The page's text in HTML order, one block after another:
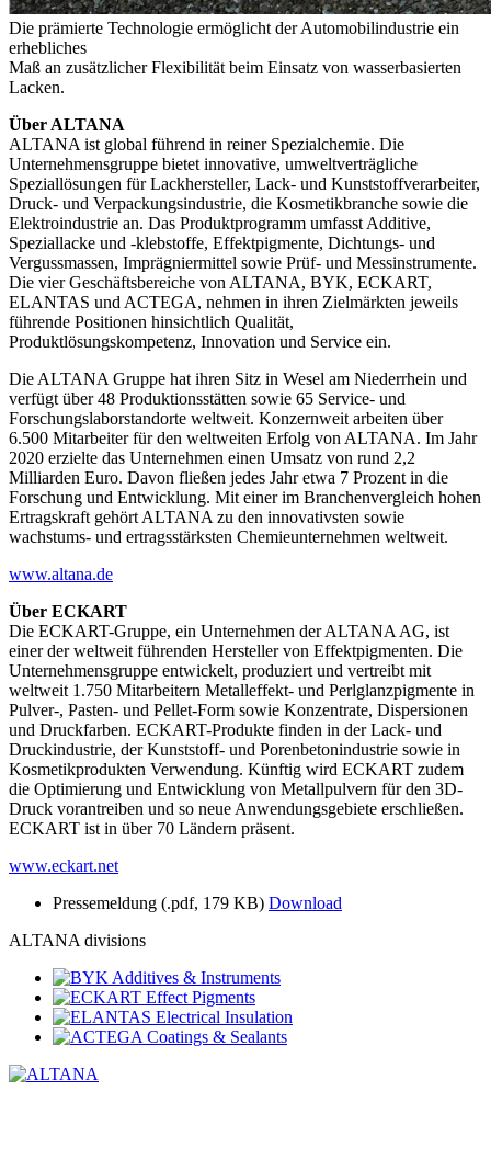
Die prämierte Technologie ermöglicht der Automobilindustrie ein
erhebliches
Maß an zusätzlicher Flexibilität beim Einsatz von wasserbasierten
Lacken.
Über ALTANA
ALTANA ist global führend in reiner Spezialchemie. Die
Unternehmensgruppe bietet innovative, umweltverträgliche
Speziallösungen für Lackhersteller, Lack- und Kunststoffverarbeiter,
Druck- und Verpackungsindustrie, die Kosmetikbranche sowie die
Elektroindustrie an. Das Produktprogramm umfasst Additive,
Speziallacke und -klebstoffe, Effektpigmente, Dichtungs- und
Vergussmassen, Imprägniermittel sowie Prüf- und Messinstrumente.
Die vier Geschäftsbereiche von ALTANA, BYK, ECKART,
ELANTAS und ACTEGA, nehmen in ihren Zielmärkten jeweils
führende Positionen hinsichtlich Qualität,
Produktlösungskompetenz, Innovation und Service ein.
Die ALTANA Gruppe hat ihren Sitz in Wesel am Niederrhein und
verfügt über 48 Produktionsstätten sowie 65 Service- und
Forschungslaborstandorte weltweit. Konzernweit arbeiten über
6.500 Mitarbeiter für den weltweiten Erfolg von ALTANA. Im Jahr
2020 erzielte das Unternehmen einen Umsatz von rund 2,2
Milliarden Euro. Davon fließen jedes Jahr etwa 7 Prozent in die
Forschung und Entwicklung. Mit einer im Branchenvergleich hohen
Ertragskraft gehört ALTANA zu den innovativsten sowie
wachstums- und ertragsstärksten Chemieunternehmen weltweit.
www.altana.de
Über ECKART
Die ECKART-Gruppe, ein Unternehmen der ALTANA AG, ist
einer der weltweit führenden Hersteller von Effektpigmenten. Die
Unternehmensgruppe entwickelt, produziert und vertreibt mit
weltweit 1.750 Mitarbeitern Metalleffekt- und Perlglanzpigmente in
Pulver-, Pasten- und Pellet-Form sowie Konzentrate, Dispersionen
und Druckfarben. ECKART-Produkte finden in der Lack- und
Druckindustrie, der Kunststoff- und Porenbetonindustrie sowie in
Kosmetikprodukten Verwendung. Künftig wird ECKART zudem
die Optimierung und Entwicklung von Metallpulvern für den 3D-
Druck vorantreiben und so neue Anwendungsgebiete erschließen.
ECKART ist in über 70 Ländern präsent.
www.eckart.net
Pressemeldung (.pdf, 179 KB) Download
ALTANA divisions